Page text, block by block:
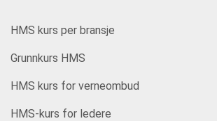
HMS kurs per bransje
Grunnkurs HMS
HMS kurs for verneombud
HMS-kurs for ledere